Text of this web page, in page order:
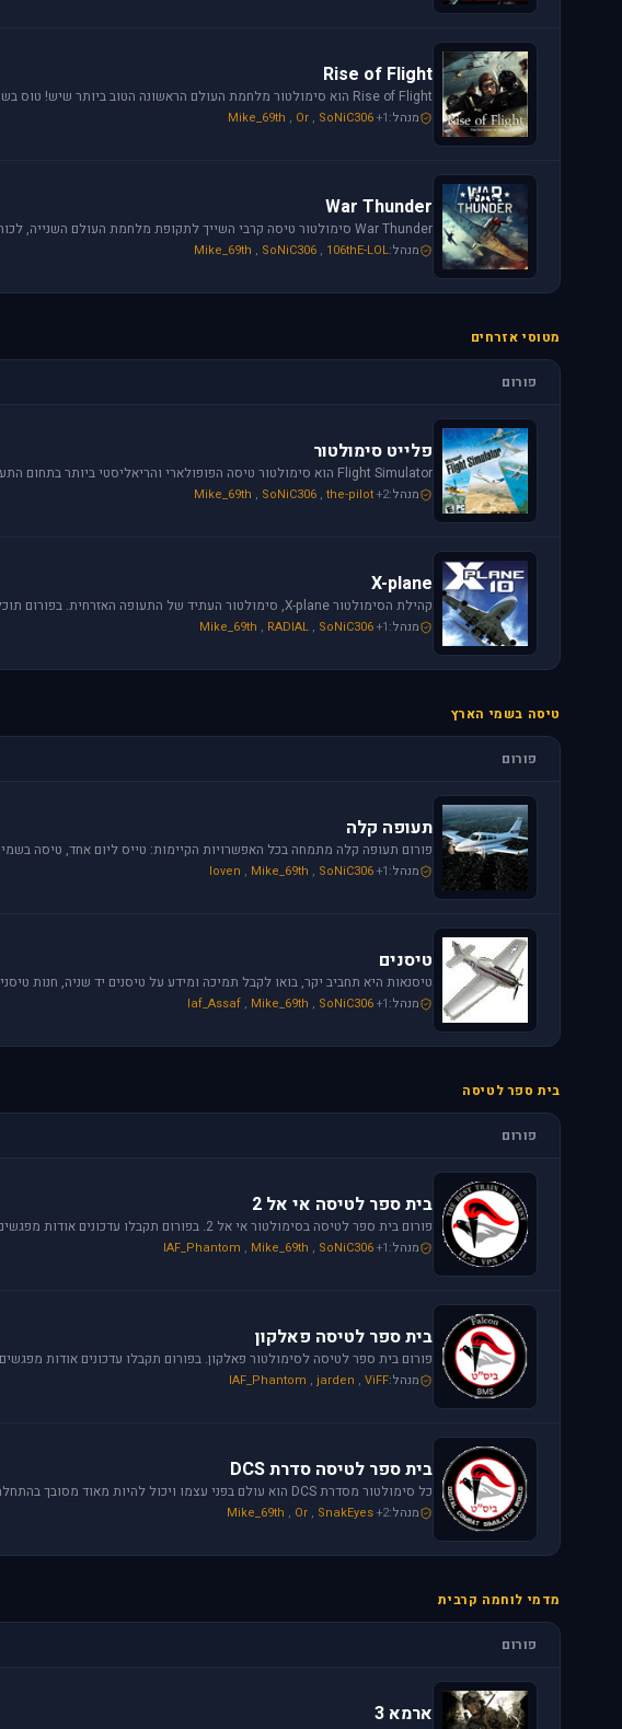
Rise of Flight
מנהל: Mike_69th , Or , SoNiC306+1
War Thunder
מנהל: Mike_69th , SoNiC306 , 106thE-LOL
מטוסי אזרחים
פורום
פלייט סימולטור
מנהל: Mike_69th , SoNiC306 , the-pilot+2
X-plane
מנהל: Mike_69th , RADIAL , SoNiC306+1
טיסה בשמי הארץ
פורום
תעופה קלה
מנהל: loven , Mike_69th , SoNiC306+1
טיסנים
מנהל: Iaf_Assaf , Mike_69th , SoNiC306+1
בית ספר לטיסה
פורום
בית ספר לטיסה אי אל 2
מנהל: IAF_Phantom , Mike_69th , SoNiC306+1
בית ספר לטיסה פאלקון
מנהל: IAF_Phantom , jarden , ViFF
בית ספר לטיסה סדרת DCS
מנהל: Mike_69th , Or , SnakEyes+2
מדמי לוחמה קרבית
פורום
ארמא 3